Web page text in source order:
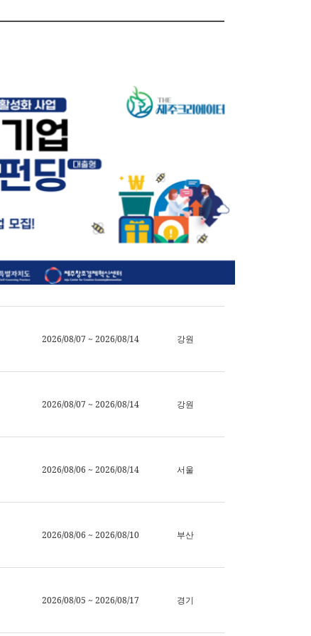
2026/08/07 ~ 2026/08/14 강원
2026/08/07 ~ 2026/08/14 강원
2026/08/06 ~ 2026/08/14 서울
2026/08/06 ~ 2026/08/10 부산
2026/08/05 ~ 2026/08/17 경기